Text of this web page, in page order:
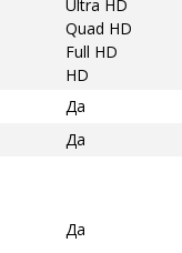
Ultra HD
Quad HD
Full HD
HD
Да
Да
Да